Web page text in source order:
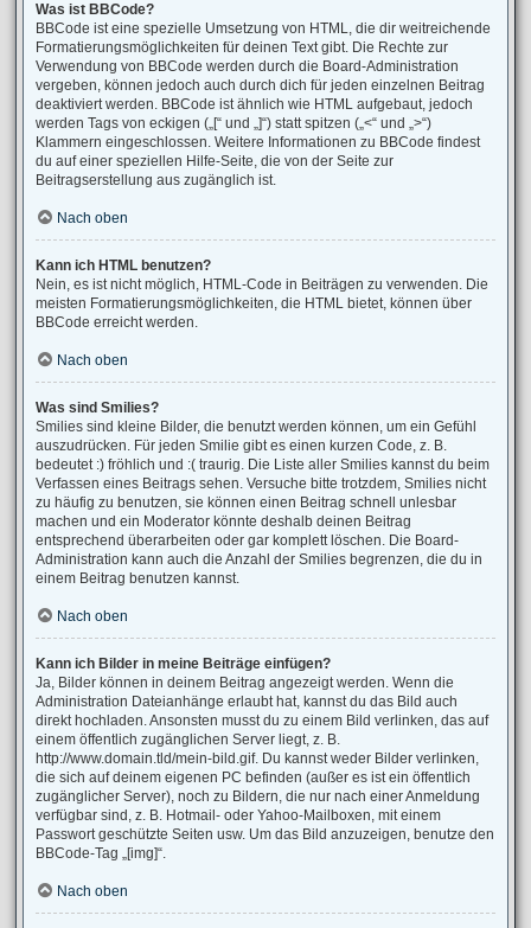
Was ist BBCode?
BBCode ist eine spezielle Umsetzung von HTML, die dir weitreichende
Formatierungsmöglichkeiten für deinen Text gibt. Die Rechte zur
Verwendung von BBCode werden durch die Board-Administration
vergeben, können jedoch auch durch dich für jeden einzelnen Beitrag
deaktiviert werden. BBCode ist ähnlich wie HTML aufgebaut, jedoch
werden Tags von eckigen („[“ und „]“) statt spitzen („<“ und „>“)
Klammern eingeschlossen. Weitere Informationen zu BBCode findest
du auf einer speziellen Hilfe-Seite, die von der Seite zur
Beitragserstellung aus zugänglich ist.
Nach oben
Kann ich HTML benutzen?
Nein, es ist nicht möglich, HTML-Code in Beiträgen zu verwenden. Die
meisten Formatierungsmöglichkeiten, die HTML bietet, können über
BBCode erreicht werden.
Nach oben
Was sind Smilies?
Smilies sind kleine Bilder, die benutzt werden können, um ein Gefühl
auszudrücken. Für jeden Smilie gibt es einen kurzen Code, z. B.
bedeutet :) fröhlich und :( traurig. Die Liste aller Smilies kannst du beim
Verfassen eines Beitrags sehen. Versuche bitte trotzdem, Smilies nicht
zu häufig zu benutzen, sie können einen Beitrag schnell unlesbar
machen und ein Moderator könnte deshalb deinen Beitrag
entsprechend überarbeiten oder gar komplett löschen. Die Board-
Administration kann auch die Anzahl der Smilies begrenzen, die du in
einem Beitrag benutzen kannst.
Nach oben
Kann ich Bilder in meine Beiträge einfügen?
Ja, Bilder können in deinem Beitrag angezeigt werden. Wenn die
Administration Dateianhänge erlaubt hat, kannst du das Bild auch
direkt hochladen. Ansonsten musst du zu einem Bild verlinken, das auf
einem öffentlich zugänglichen Server liegt, z. B.
http://www.domain.tld/mein-bild.gif. Du kannst weder Bilder verlinken,
die sich auf deinem eigenen PC befinden (außer es ist ein öffentlich
zugänglicher Server), noch zu Bildern, die nur nach einer Anmeldung
verfügbar sind, z. B. Hotmail- oder Yahoo-Mailboxen, mit einem
Passwort geschützte Seiten usw. Um das Bild anzuzeigen, benutze den
BBCode-Tag „[img]“.
Nach oben